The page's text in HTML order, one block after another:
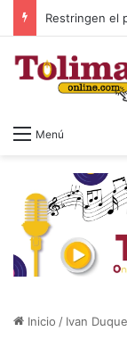
Menú
Inicio / Ivan Duque